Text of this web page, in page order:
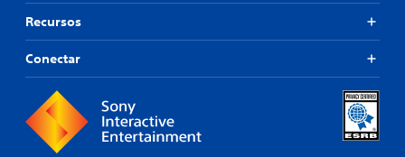
Recursos
Conectar